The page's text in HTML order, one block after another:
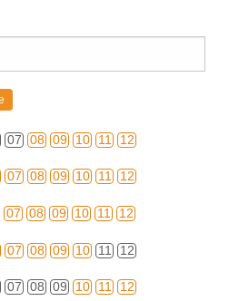
07 08 09 10 11 12
07 08 09 10 11 12
07 08 09 10 11 12
07 08 09 10 11 12
07 08 09 10 11 12